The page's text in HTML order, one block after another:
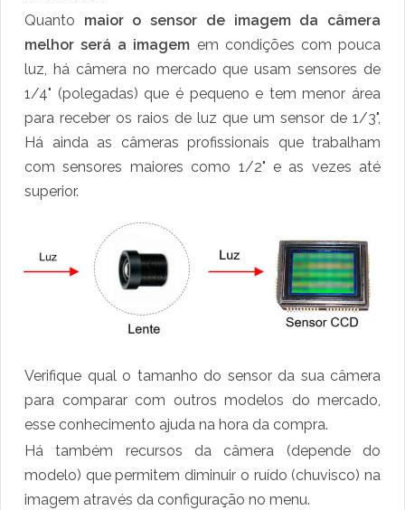
Quanto maior o sensor de imagem da câmera
melhor será a imagem em condições com pouca
luz, há câmera no mercado que usam sensores de
1/4" (polegadas) que é pequeno e tem menor área
para receber os raios de luz que um sensor de 1/3",
Há ainda as câmeras profissionais que trabalham
com sensores maiores como 1/2" e as vezes até
superior.
Verifique qual o tamanho do sensor da sua câmera
para comparar com outros modelos do mercado,
esse conhecimento ajuda na hora da compra.
Há também recursos da câmera (depende do
modelo) que permitem diminuir o ruído (chuvisco) na
imagem através da configuração no menu.